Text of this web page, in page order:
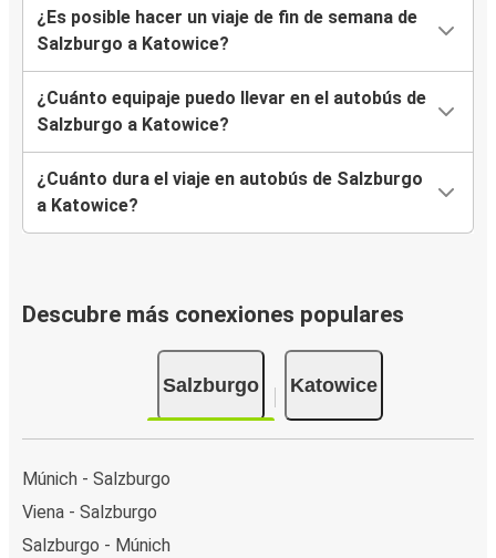
¿Es posible hacer un viaje de fin de semana de
Salzburgo a Katowice?
¿Cuánto equipaje puedo llevar en el autobús de
Salzburgo a Katowice?
¿Cuánto dura el viaje en autobús de Salzburgo
a Katowice?
Descubre más conexiones populares
Salzburgo Katowice
Múnich - Salzburgo
Viena - Salzburgo
Salzburgo - Múnich